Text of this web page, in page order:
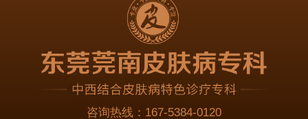
咨询热线： 167-5384-0120